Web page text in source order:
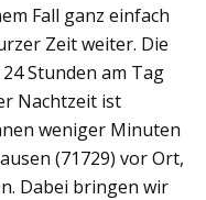
Fall ganz einfach
Zeit weiter. Die
Stunden am Tag
Nachtzeit ist
weniger Minuten
(71729) vor Ort,
Dabei bringen wir